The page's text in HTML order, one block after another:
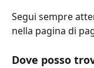
Segui sempre
nella pagina di
Dove posso